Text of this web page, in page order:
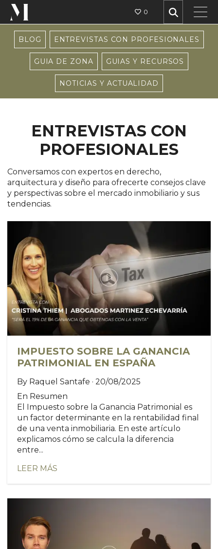
0
BLOG ENTREVISTAS CON PROFESIONALES
GUIA DE ZONA GUIAS Y RECURSOS
NOTICIAS Y ACTUALIDAD
ENTREVISTAS CON
PROFESIONALES
Conversamos con expertos en derecho,
arquitectura y diseño para ofrecerte consejos clave
y perspectivas sobre el mercado inmobiliario y sus
tendencias.
IMPUESTO SOBRE LA GANANCIA
PATRIMONIAL EN ESPAÑA
By Raquel Santafe · 20/08/2025
En Resumen
El Impuesto sobre la Ganancia Patrimonial es
un factor determinante en la rentabilidad final
de una venta inmobiliaria. En este artículo
explicamos cómo se calcula la diferencia
entre...
LEER MÁS